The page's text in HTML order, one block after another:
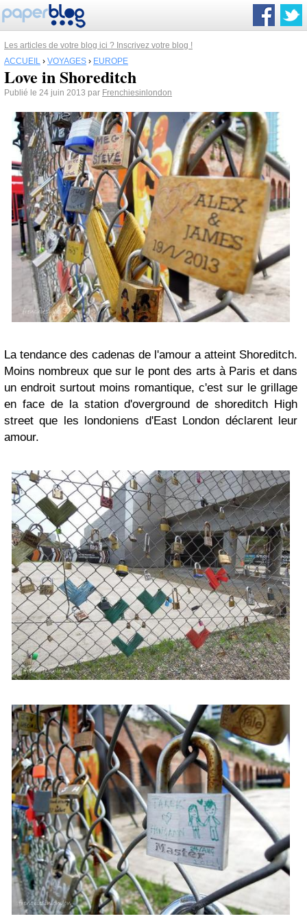
Les articles de votre blog ici ? Inscrivez votre blog !
ACCUEIL › VOYAGES › EUROPE
Love in Shoreditch
Publié le 24 juin 2013 par Frenchiesinlondon
La tendance des cadenas de l'amour a atteint Shoreditch.
Moins nombreux que sur le pont des arts à Paris et dans
un endroit surtout moins romantique, c'est sur le grillage
en face de la station d'overground de shoreditch High
street que les londoniens d'East London déclarent leur
amour.